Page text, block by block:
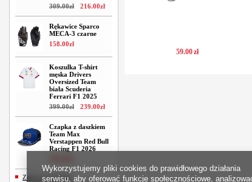
309.00zł 216.00zł
Rękawice Sparco
MECA-3 czarne
158.00zł
Koszulka T-shirt
męska Drivers
Oversized Team
biała Scuderia
Ferrari F1 2025
399.00zł 239.00zł
Czapka z daszkiem
Team Max
Verstappen Red Bull
Racing F1 2026
Zobacz wszystkie
59.00zł
Wykorzystujemy pliki cookies do prawidłowego działania
serwisu, aby oferować funkcje społecznościowe,